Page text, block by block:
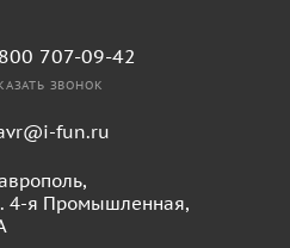
707-09-42
ЗВОНОК
fun.ru
4-я Промышленная,